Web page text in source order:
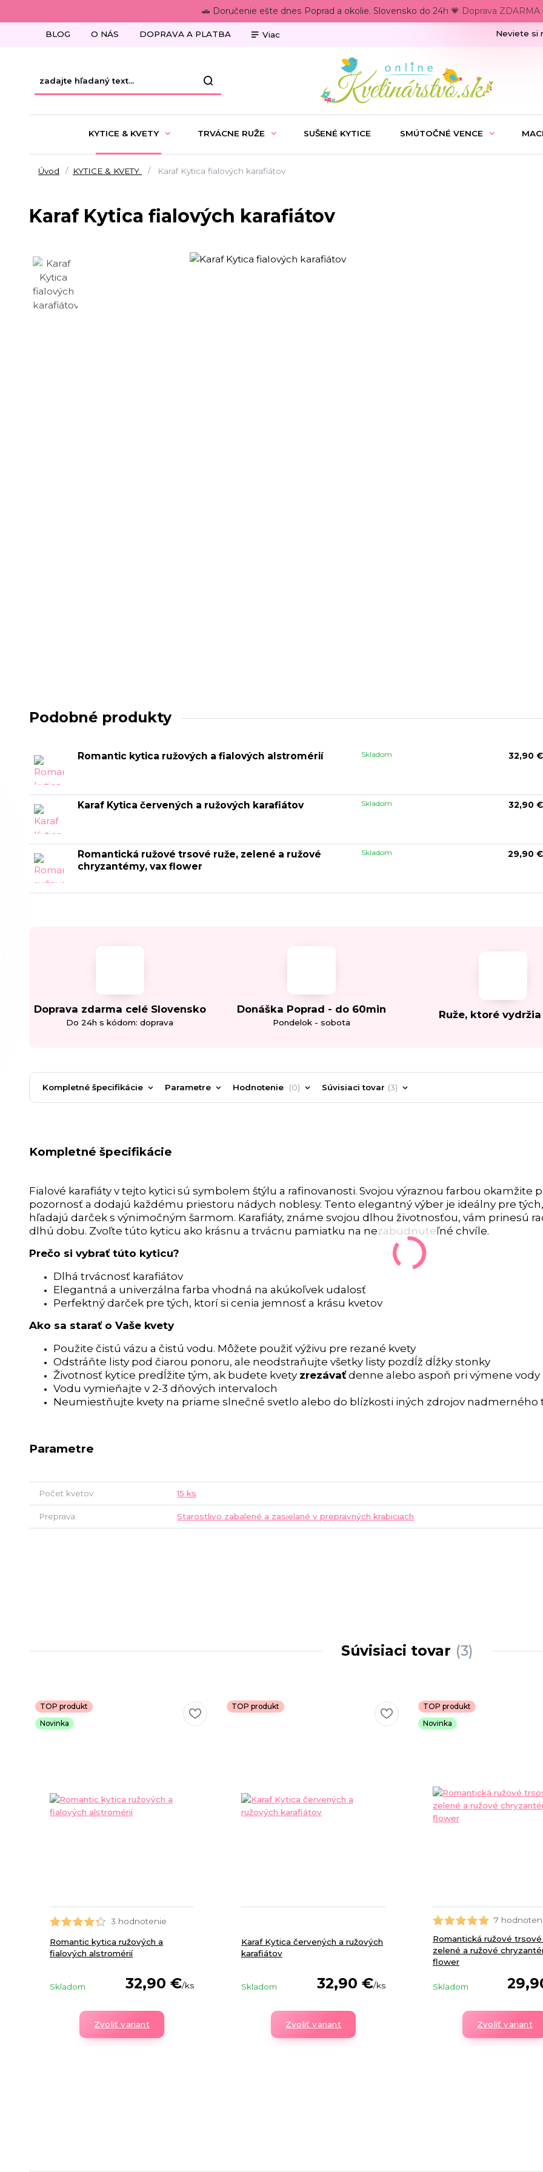
🚗 Doručenie ešte dnes Poprad a okolie. Slovensko do 24h 💗 Doprava ZDARMA
BLOG O NÁS DOPRAVA A PLATBA Viac Neviete si
KYTICE & KVETY TRVÁCNE RUŽE SUŠENÉ KYTICE SMÚTOČNÉ VENCE
Úvod KYTICE & KVETY Karaf Kytica fialových karafiátov
Karaf Kytica fialových karafiátov
Podobné produkty
Romantic kytica ružových a fialových alstromérií 32,90 €
Skladom
Karaf Kytica červených a ružových karafiátov 32,90 €
Skladom
Romantická ružové trsové ruže, zelené a ružové
chryzantémy, vax flower
29,90 €
Skladom
Doprava zdarma celé Slovensko
Do 24h s kódom: doprava
Donáška Poprad - do 60min
Pondelok - sobota
Ruže, ktoré
Kompletné špecifikácie Parametre Hodnotenie 0 Súvisiaci tovar 3
Kompletné špecifikácie
Fialové karafiáty v tejto kytici sú symbolem štýlu a rafinovanosti. Svojou výraznou farbou okamžite
pozornosť a dodajú každému priestoru nádych noblesy. Tento elegantný výber je ideálny pre
hľadajú darček s výnimočným šarmom. Karafiáty, známe svojou dlhou životnosťou, vám prinesú
dlhú dobu. Zvoľte túto kyticu ako krásnu a trvácnu pamiatku na nezabudnuteľné chvíle.
Prečo si vybrať túto kyticu?
Dlhá trvácnosť karafiátov
Elegantná a univerzálna farba vhodná na akúkoľvek udalosť
Perfektný darček pre tých, ktorí si cenia jemnosť a krásu kvetov
Ako sa starať o Vaše kvety
Použite čistú vázu a čistú vodu. Môžete použiť výživu pre rezané kvety
Odstráňte listy pod čiarou ponoru, ale neodstraňujte všetky listy pozdĺž dĺžky stonky
Životnosť kytice predĺžite tým, ak budete kvety zrezávaťdenne alebo aspoň pri výmene vody
Vodu vymieňajte v 2-3 dňových intervaloch
Neumiestňujte kvety na priame slnečné svetlo alebo do blízkosti iných zdrojov nadmerného
Parametre
Počet kvetov 15 ks
Preprava Starostlivo zabalené a zasielané v prepravných krabiciach
Súvisiaci tovar 3
TOP produkt
Novinka
3 hodnotenie
Romantic kytica ružových a
fialových alstromérií
32,90 €/ks
Skladom
Zvoliť variant
TOP produkt
Karaf Kytica červených a ružových
karafiátov
32,90 €/ks
Skladom
Zvoliť variant
TOP produkt
Novinka
7
Romantická ružové trsové
zelené a ružové
flower
Skladom
Zvoliť variant